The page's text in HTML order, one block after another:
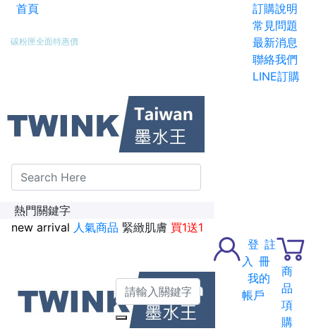
首頁
新加入會員送紅利金100點
碳粉匣全面特惠價
訂購說明
常見問題
最新消息
聯絡我們
LINE訂購
熱門關鍵字
new arrival 人氣商品 緊緻肌膚 買1送1
登
入
註
冊
我的
帳戶
商
品
項
購